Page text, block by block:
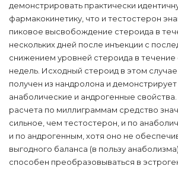
демонстрировать практически
фармакокинетику, что и тестостерон
пиковое высвобождение стероида в
нескольких дней после инъекции с
снижением уровней стероида в
недель. Исходный стероид в этом
получен из нандролона и
анаболические и андрогенные
расчета по миллиграммам средство
сильное, чем тестостерон, и по
и по андрогенным, хотя оно не
выгодного баланса (в пользу
способен преобразовываться в